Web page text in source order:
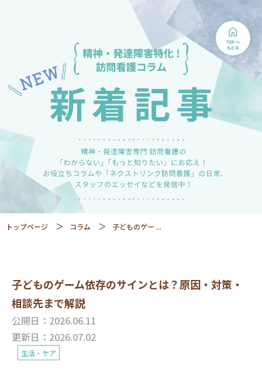
トップページ コラム 子どものゲー ...
子どものゲーム依存のサインとは？原因・対策・
相談先まで解説
公開日：2026.06.11
更新日：2026.07.02
生活・ケア